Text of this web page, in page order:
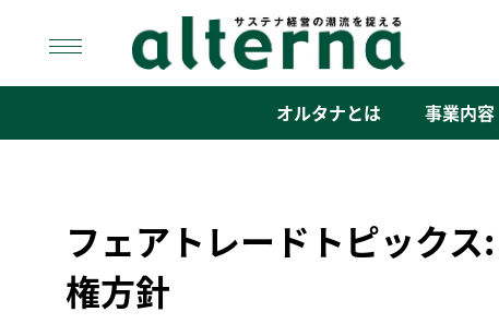
content
オルタナとは 事業内容
フェアトレードトピック
権方針